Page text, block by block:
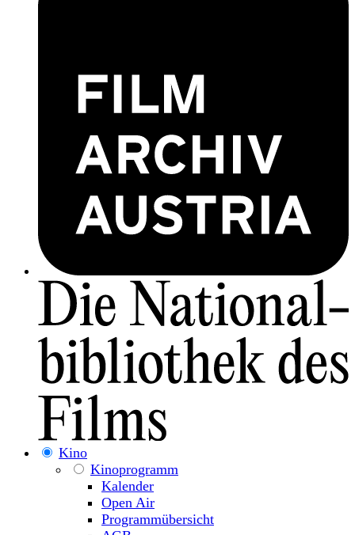
Kino
Kinoprogramm
Kalender
Open Air
Programmübersicht